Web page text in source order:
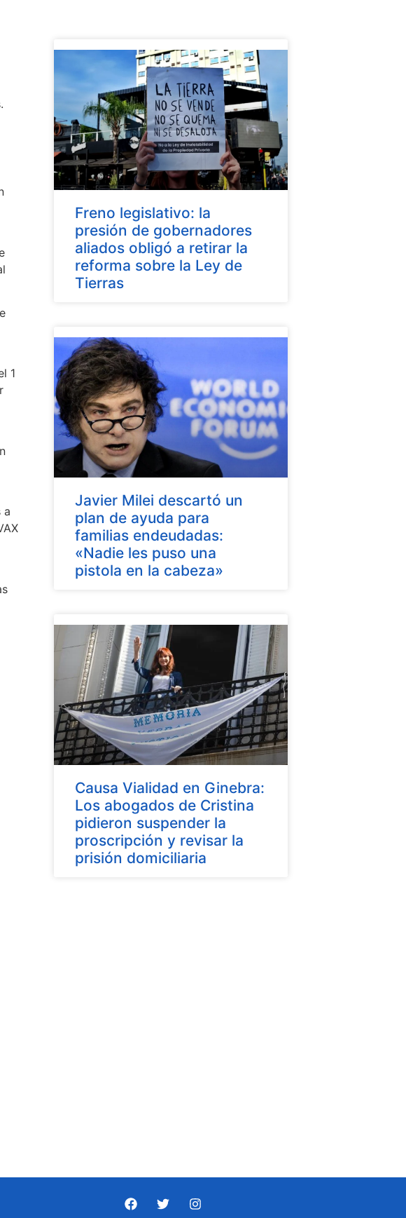
1
a
Freno legislativo: la
presión de gobernadores
aliados obligó a retirar la
reforma sobre la Ley de
Tierras
Javier Milei descartó un
plan de ayuda para
familias endeudadas:
«Nadie les puso una
pistola en la cabeza»
Causa Vialidad en Ginebra:
Los abogados de Cristina
pidieron suspender la
proscripción y revisar la
prisión domiciliaria